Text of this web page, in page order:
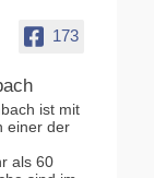
173
ist mit
einer der
als 60